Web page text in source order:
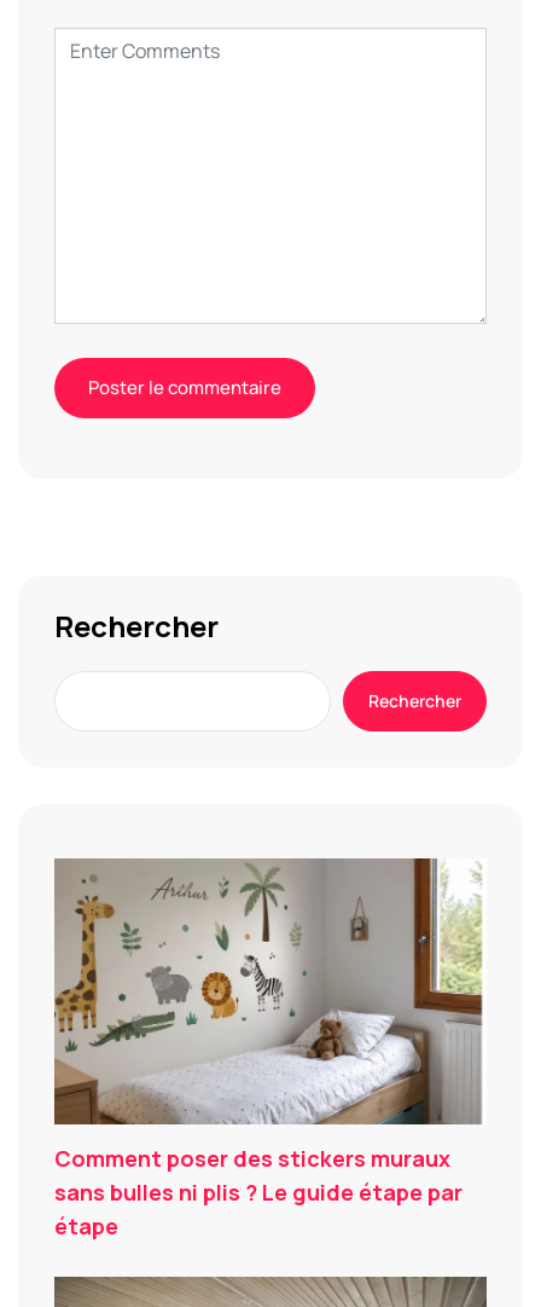
Rechercher
Rechercher
Comment poser des stickers muraux
sans bulles ni plis ? Le guide étape par
étape